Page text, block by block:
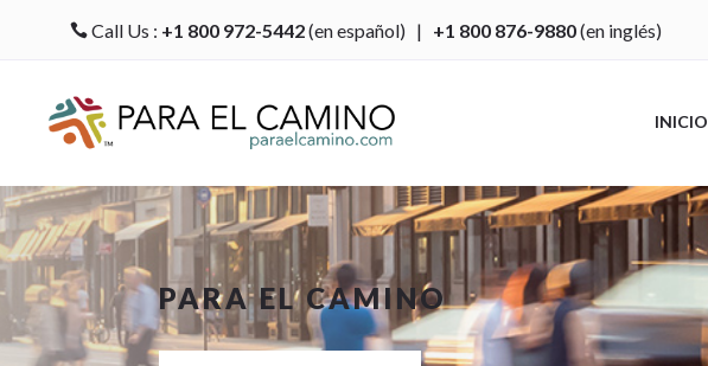
Call Us : +1 800 972-5442(en español) | +1 800 876-9880(en inglés)
INICIO
PARA EL CAMINO